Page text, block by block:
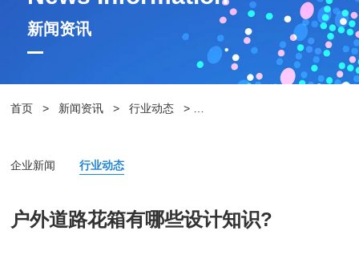
新闻资讯
首页 > 新闻资讯 > 行业动态 >
企业新闻 行业动态
户外道路花箱有哪些设计知识?